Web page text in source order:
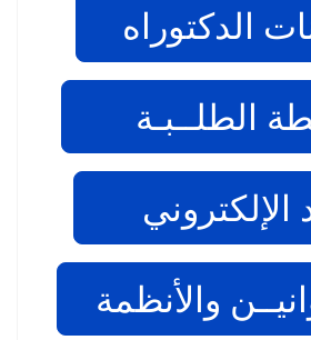
الدكتوراه
الطلــبـة
الإلكتروني
والأنظمة